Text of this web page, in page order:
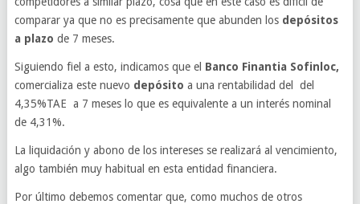
comparar ya que no es precisamente que abunden los depósitos
a plazo de 7 meses.
Siguiendo fiel a esto, indicamos que el Banco Finantia Sofinloc,
comercializa este nuevo depósito a una rentabilidad del del
4,35%TAE a 7 meses lo que es equivalente a un interés nominal
de 4,31%.
La liquidación y abono de los intereses se realizará al vencimiento,
algo también muy habitual en esta entidad financiera.
Por último debemos comentar que, como muchos de otros